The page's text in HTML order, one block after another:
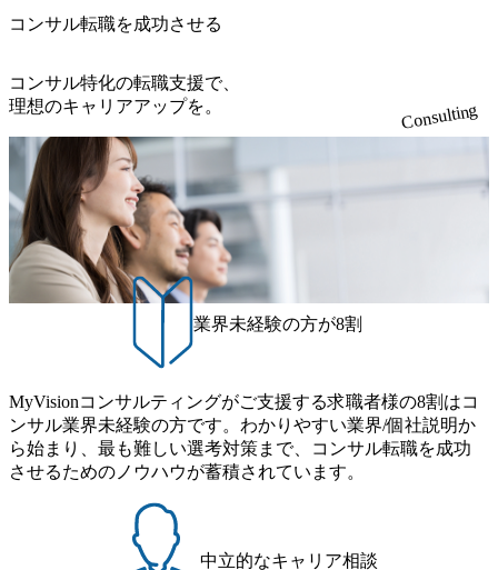
コンサル転職を成功させる
コンサル特化の転職支援で、
理想のキャリアアップを。
Consulting
業界未経験の方が8割
MyVisionコンサルティングがご支援する求職者様の8割はコ
ンサル業界未経験の方です。わかりやすい業界/個社説明か
ら始まり、最も難しい選考対策まで、コンサル転職を成功
させるためのノウハウが蓄積されています。
中立的なキャリア相談